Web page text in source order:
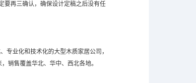
要再三确认，确保设计定稿之后没有任
专业化和技术化的大型木质家居公司，
销售覆盖华北、华中、西北各地。